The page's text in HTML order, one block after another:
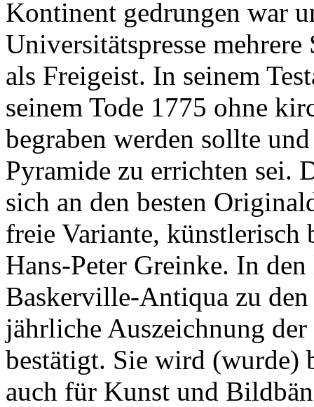
Kontinent gedrungen war
Universitätspresse
als Freigeist. In seinem
seinem Tode 1775 ohne
begraben werden sollte
Pyramide zu errichten sei.
sich an den besten
freie Variante,
Hans-Peter Greinke. In
Baskerville-Antiqua zu
jährliche Auszeichnung
bestätigt. Sie wird (wurde)
auch für Kunst und